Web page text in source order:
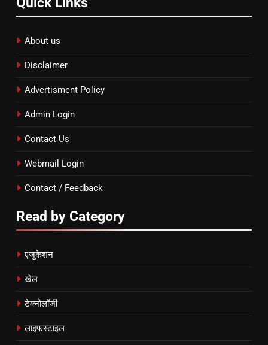
About us
Disclaimer
Advertisment Policy
Admin Login
Contact Us
Webmail Login
Contact / Feedback
Read by Category
एजुकेशन
खेल
टेक्नोलॉजी
लाइफस्टाइल